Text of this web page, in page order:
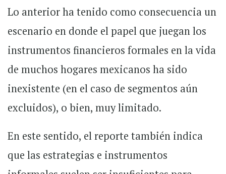
Lo anterior ha tenido como consecuencia un
escenario en donde el papel que juegan los
instrumentos financieros formales en la vida
de muchos hogares mexicanos ha sido
inexistente (en el caso de segmentos aún
excluidos), o bien, muy limitado.
En este sentido, el reporte también indica
que las estrategias e instrumentos